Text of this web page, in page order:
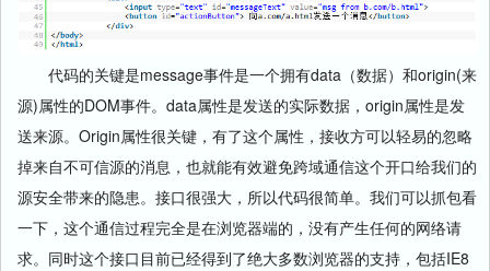
代码的关键是message事件是一个拥有data（数据）和origin(来
源)属性的DOM事件。data属性是发送的实际数据，origin属性是发
送来源。Origin属性很关键，有了这个属性，接收方可以轻易的忽略
掉来自不可信源的消息，也就能有效避免跨域通信这个开口给我们的
源安全带来的隐患。接口很强大，所以代码很简单。我们可以抓包看
一下，这个通信过程完全是在浏览器端的，没有产生任何的网络请
求。同时这个接口目前已经得到了绝大多数浏览器的支持，包括IE8